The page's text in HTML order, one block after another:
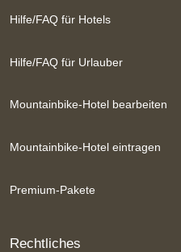
Hilfe/FAQ für Hotels
Hilfe/FAQ für Urlauber
Mountainbike-Hotel bearbeiten
Mountainbike-Hotel eintragen
Premium-Pakete
Rechtliches